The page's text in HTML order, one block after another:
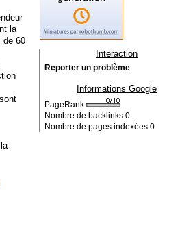
la
de 60
Interaction
Reporter un problème
Informations Google
PageRank
Nombre de backlinks 0
Nombre de pages indexées 0